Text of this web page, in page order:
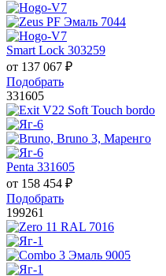
Smart Lock 303259
от 137 067 ₽
Подобрать
331605
Penta 331605
от 158 454 ₽
Подобрать
199261